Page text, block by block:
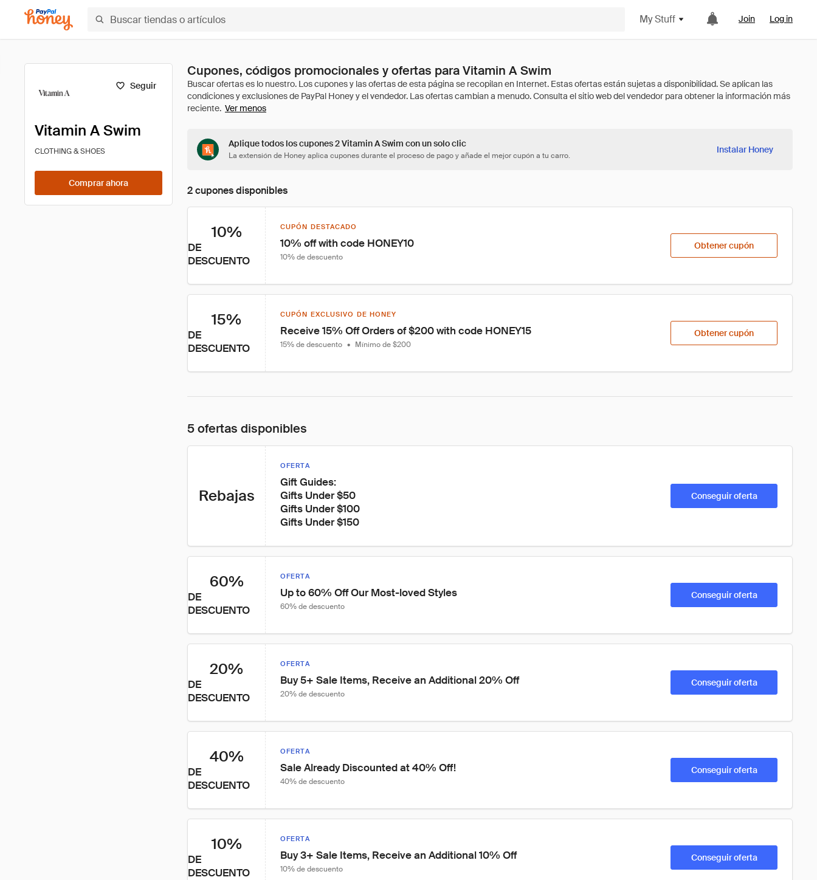
My Stuff Join Log in
Seguir
Vitamin A Swim
CLOTHING & SHOES
Comprar ahora
Cupones, códigos promocionales y ofertas para Vitamin A Swim
Ver menos
Aplique todos los cupones 2 Vitamin A Swim con un solo clic
La extensión de Honey aplica cupones durante el proceso de pago y añade el mejor cupón a tu carro.
Instalar Honey
2 cupones disponibles
10%
DE
DESCUENTO
CUPÓN DESTACADO
10% off with code HONEY10
10% de descuento
Obtener cupón
15%
DE
DESCUENTO
CUPÓN EXCLUSIVO DE HONEY
Receive 15% Off Orders of $200 with code HONEY15
15% de descuento • Mínimo de $200
Obtener cupón
5 ofertas disponibles
Rebajas
OFERTA
Gift Guides:
Gifts Under $50
Gifts Under $100
Gifts Under $150
Conseguir oferta
60%
DE
DESCUENTO
OFERTA
Up to 60% Off Our Most-loved Styles
60% de descuento
Conseguir oferta
20%
DE
DESCUENTO
OFERTA
Buy 5+ Sale Items, Receive an Additional 20% Off
20% de descuento
Conseguir oferta
40%
DE
DESCUENTO
OFERTA
Sale Already Discounted at 40% Off!
40% de descuento
Conseguir oferta
10%
DE
DESCUENTO
OFERTA
Buy 3+ Sale Items, Receive an Additional 10% Off
10% de descuento
Conseguir oferta